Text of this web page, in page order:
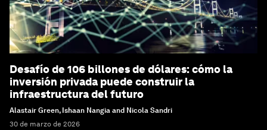
Desafío de 106 billones de dólares: cómo la
inversión privada puede construir la
infraestructura del futuro
Alastair Green, Ishaan Nangia and Nicola Sandri
30 de marzo de 2026